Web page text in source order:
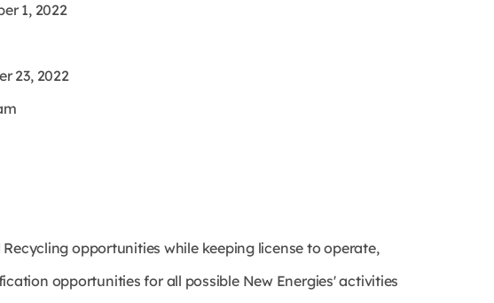
1, 2022
23, 2022
opportunities while keeping license to operate,
opportunities for all possible New Energies' activities